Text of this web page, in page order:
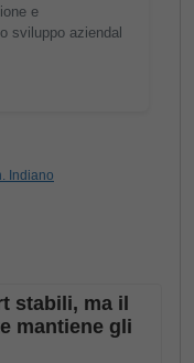
e
sviluppo aziendal
Indiano
stabili, ma il
mantiene gli